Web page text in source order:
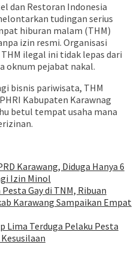
dan Restoran Indonesia
tudingan serius
hiburan malam (THM)
izin resmi. Organisasi
ilegal ini tidak lepas dari
oknum pejabat nakal.
bisnis pariwisata, THM
Kabupaten Karawnag
betul tempat usaha mana
Karawang, Diduga Hanya 6
Izin Minol
Gay di TNM, Ribuan
Karawang Sampaikan Empat
Lima Terduga Pelaku Pesta